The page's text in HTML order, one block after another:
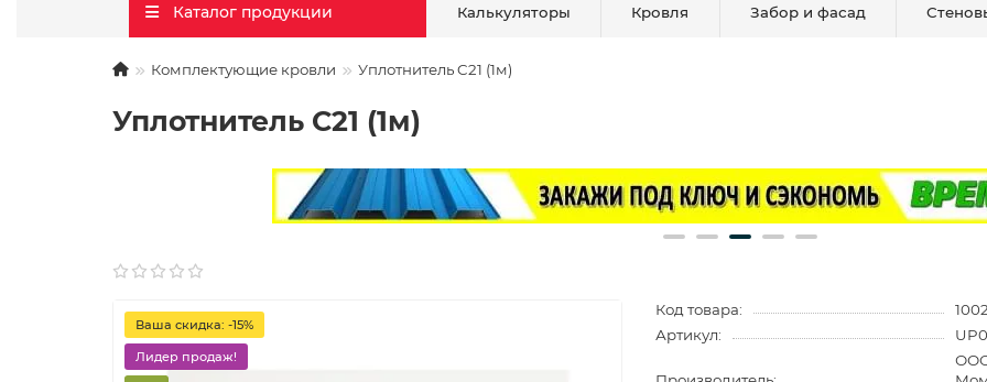
Каталог продукции Калькуляторы Кровля Забор и фасад
Комплектующие кровли Уплотнитель C21 (1м)
Уплотнитель C21 (1м)
Ваша скидка: -15%
Лидер продаж!
Код товара:
Артикул: